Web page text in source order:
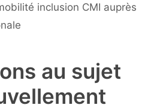
inclusion CMI auprès
au sujet